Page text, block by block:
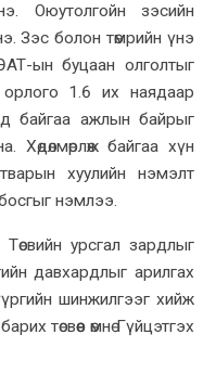
Оюутолгойн зэсийн
Зэс болон төмрийн үнэ
ын буцаан олголтыг
1.6 их наядаар
байгаа ажлын байрыг
байгаа хүн
хуулийн нэмэлт
босгыг нэмлээ.
Төсвийн урсгал зардлыг
давхардлыг арилгах
шинжилгээг хийж
төсвөөс өмнө Гүйцэтгэх